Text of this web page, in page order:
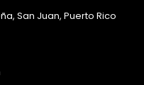
San Juan, Puerto Rico